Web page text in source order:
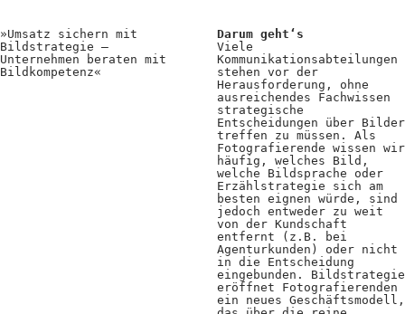
Foundation
»Umsatz sichern mit
Bildstrategie –
Unternehmen beraten mit
Bildkompetenz«
Darum geht‘s
Viele
Kommunikationsabteilungen
stehen vor der
Herausforderung, ohne
ausreichendes Fachwissen
strategische
Entscheidungen über Bilder
treffen zu müssen. Als
Fotografierende wissen wir
häufig, welches Bild,
welche Bildsprache oder
Erzählstrategie sich am
besten eignen würde, sind
jedoch entweder zu weit
von der Kundschaft
entfernt (z.B. bei
Agenturkunden) oder nicht
in die Entscheidung
eingebunden. Bildstrategie
eröffnet Fotografierenden
ein neues Geschäftsmodell,